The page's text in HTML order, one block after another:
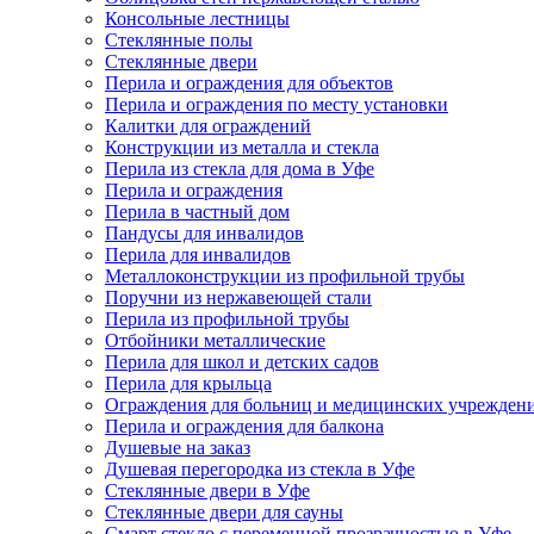
Консольные лестницы
Стеклянные полы
Стеклянные двери
Перила и ограждения для объектов
Перила и ограждения по месту установки
Калитки для ограждений
Конструкции из металла и стекла
Перила из стекла для дома в Уфе
Перила и ограждения
Перила в частный дом
Пандусы для инвалидов
Перила для инвалидов
Металлоконструкции из профильной трубы
Поручни из нержавеющей стали
Перила из профильной трубы
Отбойники металлические
Перила для школ и детских садов
Перила для крыльца
Ограждения для больниц и медицинских
Перила и ограждения для балкона
Душевые на заказ
Душевая перегородка из стекла в Уфе
Стеклянные двери в Уфе
Стеклянные двери для сауны